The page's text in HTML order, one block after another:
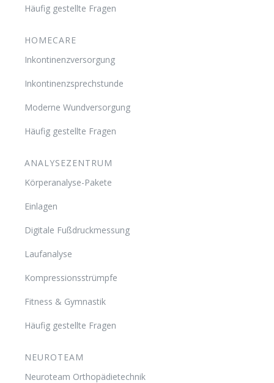
Häufig gestellte Fragen
HOMECARE
Inkontinenzversorgung
Inkontinenzsprechstunde
Moderne Wundversorgung
Häufig gestellte Fragen
ANALYSEZENTRUM
Körperanalyse-Pakete
Einlagen
Digitale Fußdruckmessung
Laufanalyse
Kompressionsstrümpfe
Fitness & Gymnastik
Häufig gestellte Fragen
NEUROTEAM
Neuroteam Orthopädietechnik